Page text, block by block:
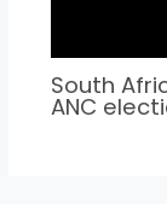
South
ANC